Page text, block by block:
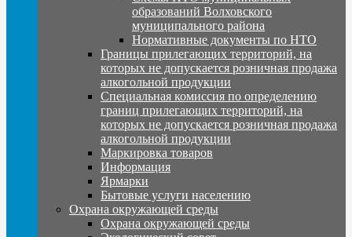
образований Волховского
муниципального района
Нормативные документы по НТО
Границы прилегающих территорий, на
которых не допускается розничная продажа
алкогольной продукции
Специальная комиссия по определению
границ прилегающих территорий, на
которых не допускается розничная продажа
алкогольной продукции
Маркировка товаров
Информация
Ярмарки
Бытовые услуги населению
Охрана окружающей среды
Охрана окружающей среды